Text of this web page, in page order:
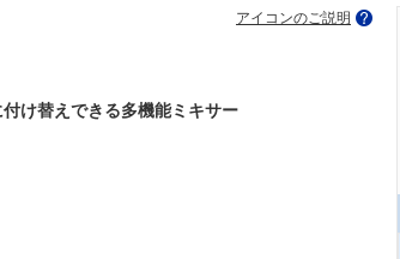
アイコンのご説明
け替えできる多機能ミキサー